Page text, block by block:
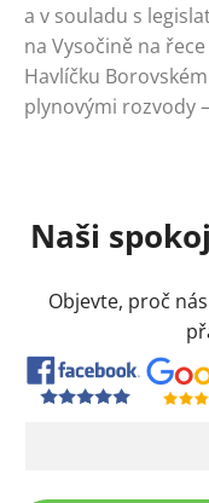
a v souladu s
na Vysočině na
Havlíčku
plynovými rozvody
Naši
Objevte, proč